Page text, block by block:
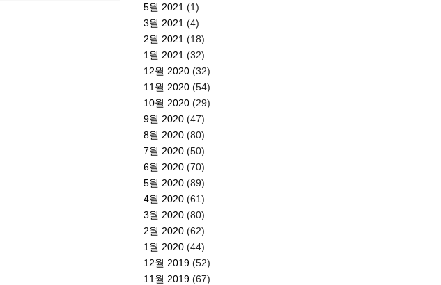
5월 2021 (1)
3월 2021 (4)
2월 2021 (18)
1월 2021 (32)
12월 2020 (32)
11월 2020 (54)
10월 2020 (29)
9월 2020 (47)
8월 2020 (80)
7월 2020 (50)
6월 2020 (70)
5월 2020 (89)
4월 2020 (61)
3월 2020 (80)
2월 2020 (62)
1월 2020 (44)
12월 2019 (52)
11월 2019 (67)